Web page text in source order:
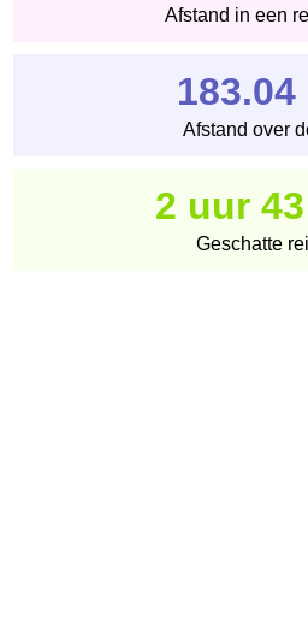
Afstand in een
183.04
Afstand over
2 uur
Geschatte